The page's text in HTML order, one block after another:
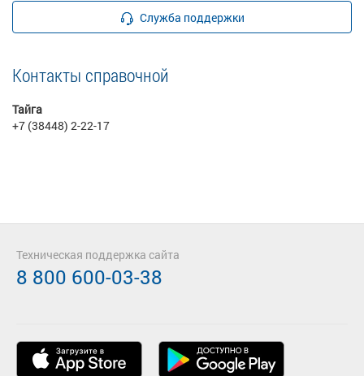
Служба поддержки
Контакты справочной
Тайга
+7 (38448) 2-22-17
Техническая поддержка сайта
8 800 600-03-38